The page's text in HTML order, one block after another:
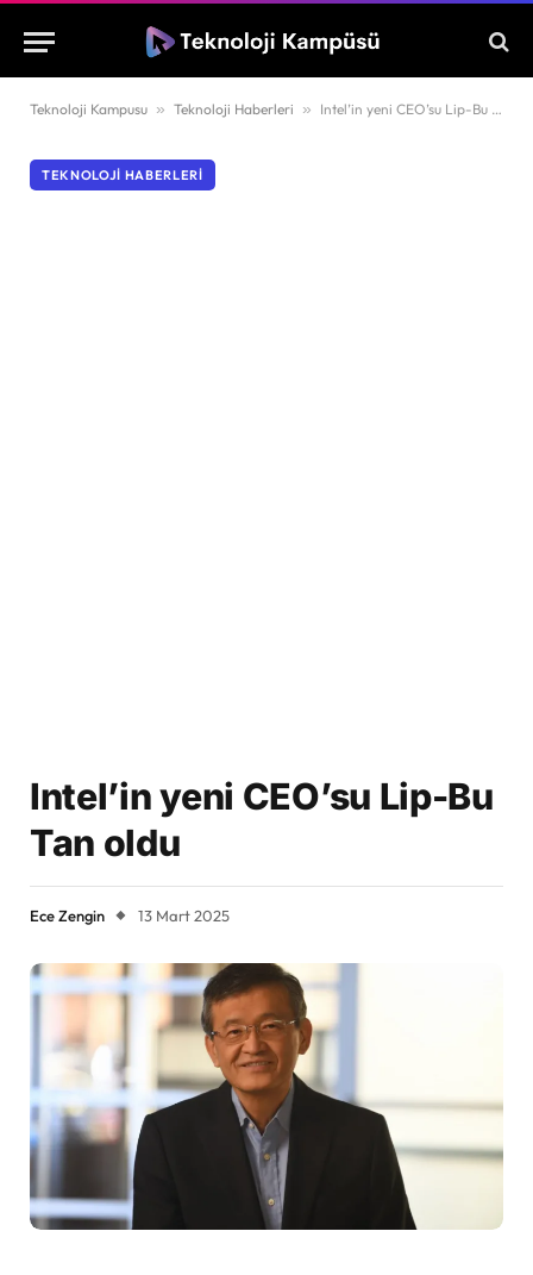
Teknoloji Kampusu » Teknoloji Haberleri » Intel’in yeni CEO’su Lip-Bu Tan oldu
TEKNOLOJI HABERLERI
Intel’in yeni CEO’su Lip-Bu
Tan oldu
Ece Zengin 13 Mart 2025